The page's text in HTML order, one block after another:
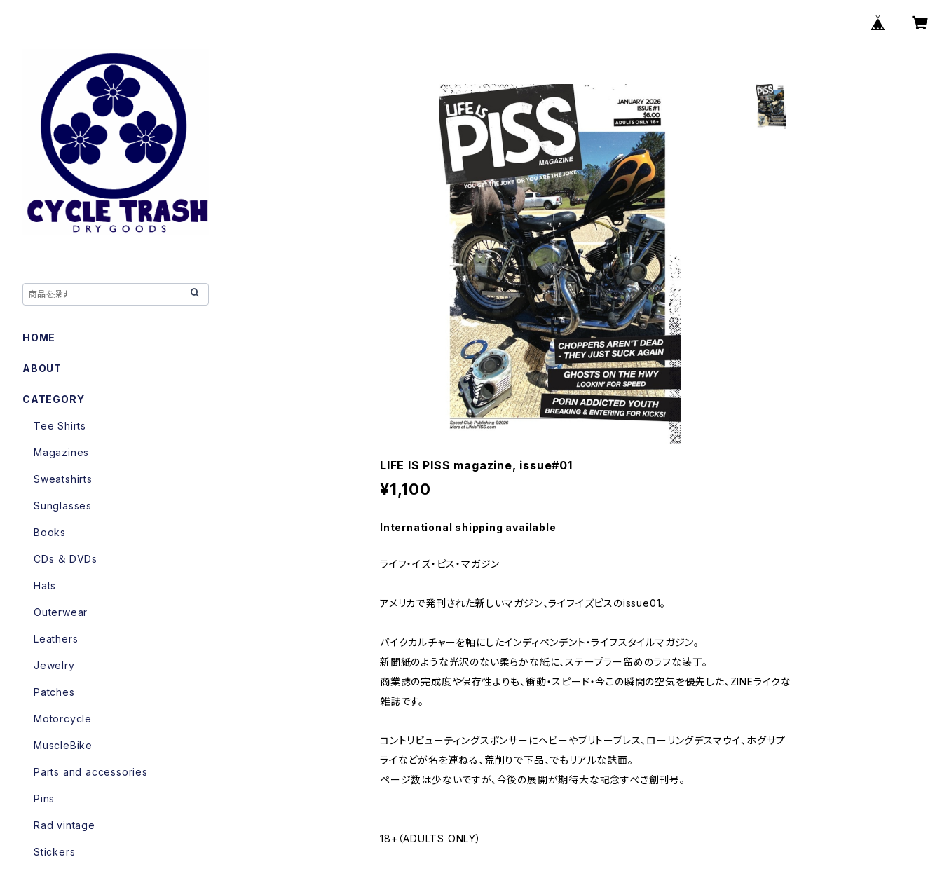
LIFE IS PISS magazine, issue#01
¥1,100
International shipping available
ライフ・イズ・ピス・マガジン
アメリカで発刊された新しいマガジン、ライフイズピスのissue01。
バイクカルチャーを軸にしたインディペンデント・ライフスタイルマガジン。
新聞紙のような光沢のない柔らかな紙に、ステープラー留めのラフな装丁。
商業誌の完成度や保存性よりも、衝動・スピード・今この瞬間の空気を優先した、ZINEライクな
雑誌です。
コントリビューティングスポンサーにヘビーやブリトーブレス、ローリングデスマウイ、ホグサプ
ライなどが名を連ねる、荒削りで下品、でもリアルな誌面。
ページ数は少ないですが、今後の展開が期待大な記念すべき創刊号。
18+（ADULTS ONLY）
HOME
ABOUT
CATEGORY
Tee Shirts
Magazines
Sweatshirts
Sunglasses
Books
CDs ＆ DVDs
Hats
Outerwear
Leathers
Jewelry
Patches
Motorcycle
MuscleBike
Parts and accessories
Pins
Rad vintage
Stickers